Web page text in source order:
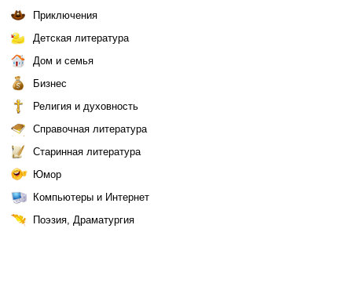
Приключения
Детская литература
Дом и семья
Бизнес
Религия и духовность
Справочная литература
Старинная литература
Юмор
Компьютеры и Интернет
Поэзия, Драматургия